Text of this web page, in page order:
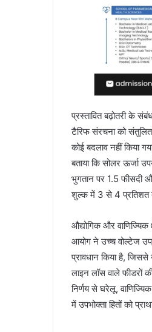
प्रस्तावित बढ़ोतरी के
टैरिफ संरचना को
कोई बदलाव नहीं किया
बताया कि सोलर ऊर्जा
भुगतान पर 1.5 फीसदी
शुल्क में 3 से 4 प्रतिशत
औद्योगिक और वाणिज्यिक
आयोग ने उच्च वोल्टेज
प्रावधान किया है, जिससे
लाइन लॉस वाले फीडरों
निर्णय से घरेलू,
में उपभोक्ता हितों को